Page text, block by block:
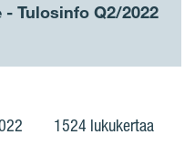
Tulosinfo Q2/2022
1524 lukukertaa